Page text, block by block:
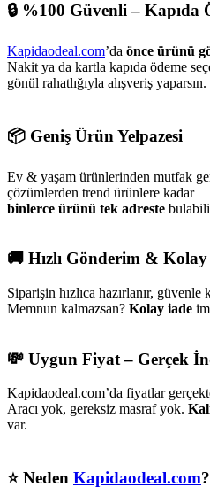
🔒 %100 Güvenli – Kapıda
Kapidaodeal.com’da önce ürünü
Nakit ya da kartla kapıda ödeme
gönül rahatlığıyla alışveriş yaparsın.
📦 Geniş Ürün Yelpazesi​
Ev & yaşam ürünlerinden mutfak
çözümlerden trend ürünlere kadar
binlerce ürünü tek adreste
🚚 Hızlı Gönderim &
Siparişin hızlıca hazırlanır, güvenle
Memnun kalmazsan? Kolay iade
💸 Uygun Fiyat – Gerçek
Kapidaodeal.com’da fiyatlar
Aracı yok, gereksiz masraf yok.
var.
⭐ Neden Kapidaodeal.com?​